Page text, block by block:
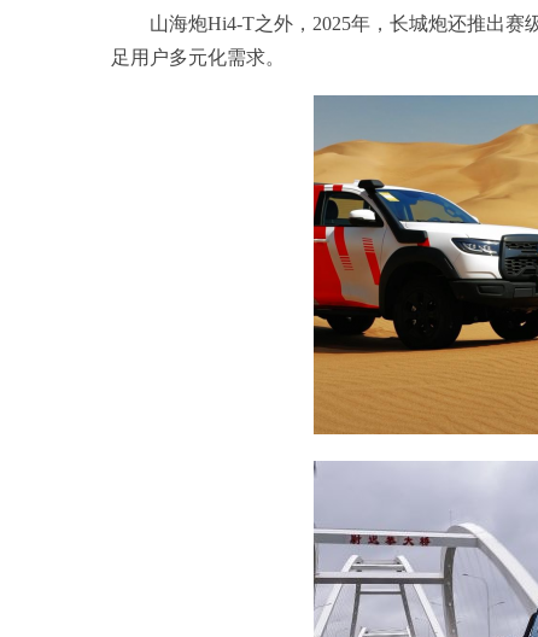
山海炮Hi4-T之外，2025年，长城炮还推出赛
足用户多元化需求。